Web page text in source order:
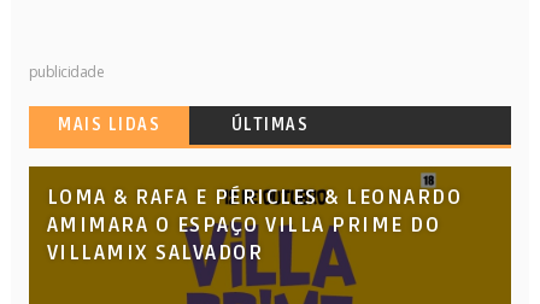
publicidade
MAIS LIDAS ÚLTIMAS
LOMA & RAFA E PÉRICLES & LEONARDO
AMIMARA O ESPAÇO VILLA PRIME DO
VILLAMIX SALVADOR